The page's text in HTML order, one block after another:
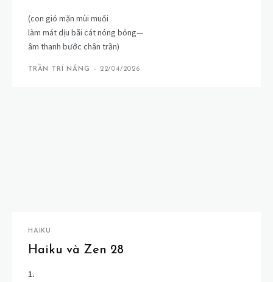
(con gió mặn mùi muối
làm mát dịu bãi cát nóng bỏng—
âm thanh bước chân trần)
TRẦN TRÍ NĂNG - 22/04/2026
HAIKU
Haiku và Zen 28
1.